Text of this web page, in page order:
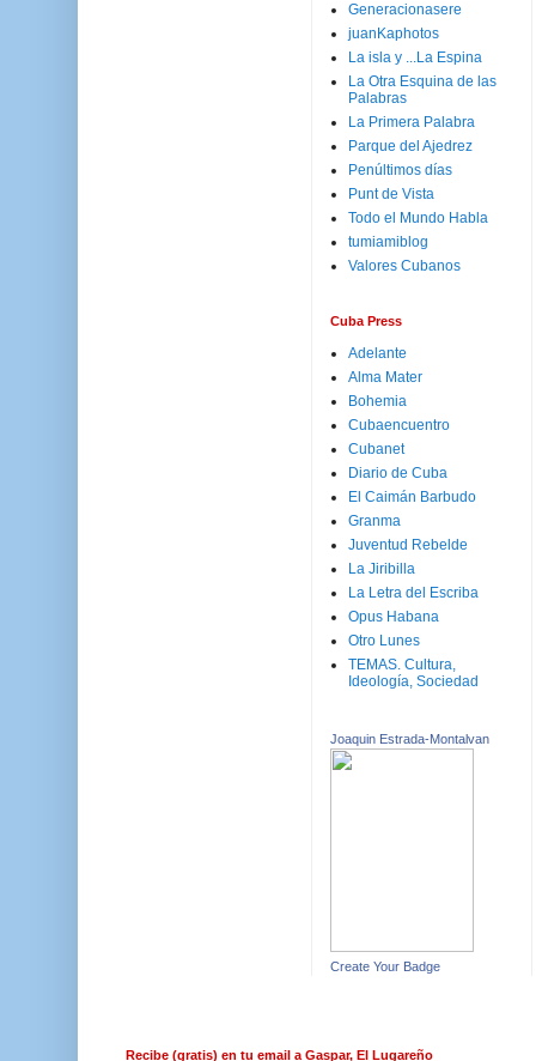
Generacionasere
juanKaphotos
La isla y ...La Espina
La Otra Esquina de las
Palabras
La Primera Palabra
Parque del Ajedrez
Penúltimos días
Punt de Vista
Todo el Mundo Habla
tumiamiblog
Valores Cubanos
Cuba Press
Adelante
Alma Mater
Bohemia
Cubaencuentro
Cubanet
Diario de Cuba
El Caimán Barbudo
Granma
Juventud Rebelde
La Jiribilla
La Letra del Escriba
Opus Habana
Otro Lunes
TEMAS. Cultura,
Ideología, Sociedad
Joaquin Estrada-Montalvan
Create Your Badge
Recibe (gratis) en tu email a Gaspar, El Lugareño